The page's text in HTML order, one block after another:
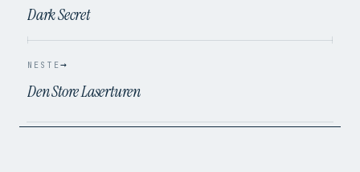
Dark Secret
NESTE→
Den Store Laserturen